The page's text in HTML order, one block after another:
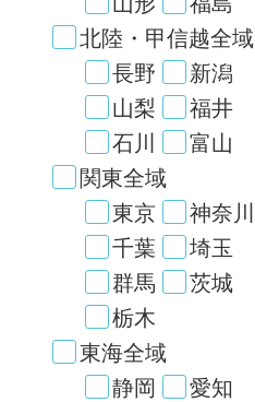
北陸・甲信越全域
長野
新潟
山梨
福井
石川
富山
関東全域
東京
神奈川
千葉
埼玉
群馬
茨城
栃木
東海全域
静岡
愛知